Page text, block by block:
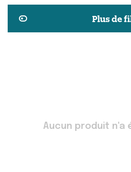
Plus de
Aucun produit n'a